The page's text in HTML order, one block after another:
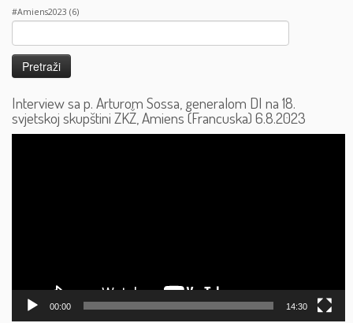
#Amiens2023 (6)
Interview sa p. Arturom Sossa, generalom DI na 18.
svjetskoj skupštini ZKŽ, Amiens (Francuska) 6.8.2023
00:00 14:30